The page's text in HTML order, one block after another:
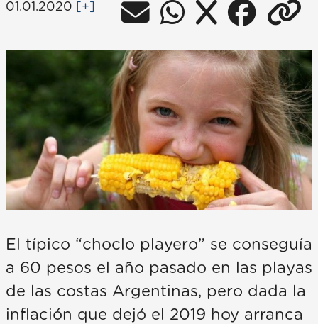
01.01.2020 [+]
El típico “choclo playero” se conseguía
a 60 pesos el año pasado en las playas
de las costas Argentinas, pero dada la
inflación que dejó el 2019 hoy arranca